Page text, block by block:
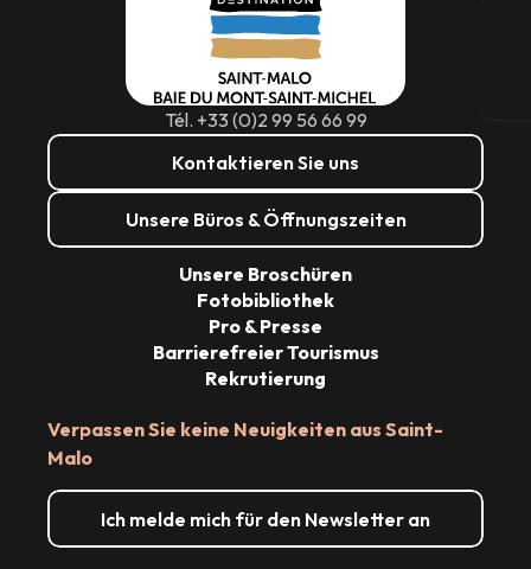
Tél. +33 (0)2 99 56 66 99
Kontaktieren Sie uns
Unsere Büros & Öffnungszeiten
Verpassen Sie keine Neuigkeiten aus Saint-
Malo
Ich melde mich für den Newsletter an
Unsere Broschüren
Fotobibliothek
Pro & Presse
Barrierefreier Tourismus
Rekrutierung